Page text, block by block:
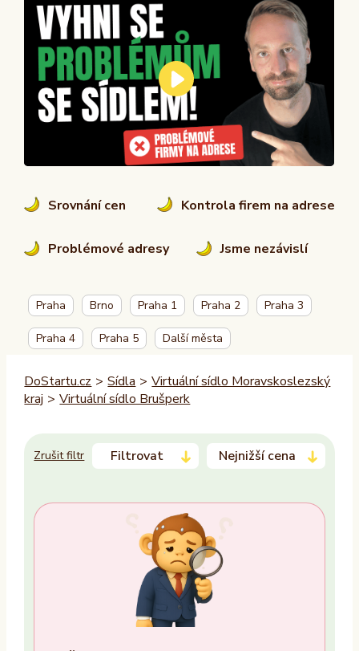
Srovnání cen Kontrola firem na adrese
Problémové adresy Jsme nezávislí
Praha Brno Praha 1 Praha 2 Praha 3
Praha 4 Praha 5 Další města
DoStartu.cz > Sídla > Virtuální sídlo Moravskoslezský
kraj > Virtuální sídlo Brušperk
Zrušit filtr Filtrovat Nejnižší cena
Trvalý pobyt